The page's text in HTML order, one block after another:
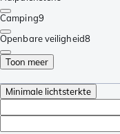
Camping9
Openbare veiligheid8
Toon meer
Minimale lichtsterkte